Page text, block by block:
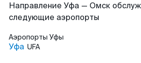
Направление Уфа — Омск
следующие аэропорты
Аэропорты Уфы
Уфа UFA